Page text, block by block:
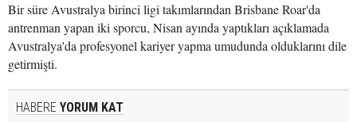
Bir süre Avustralya birinci ligi takımlarından Brisbane Roar'da
antrenman yapan iki sporcu, Nisan ayında yaptıkları açıklamada
Avustralya'da profesyonel kariyer yapma umudunda olduklarını dile
getirmişti.
HABERE YORUM KAT